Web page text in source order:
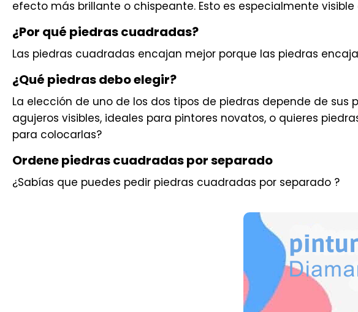
efecto más brillante o chispeante. Esto es especialmente
¿Por qué piedras cuadradas?
Las piedras cuadradas encajan mejor porque las piedras
¿Qué piedras debo elegir?
La elección de uno de los dos tipos de piedras depende de
agujeros visibles, ideales para pintores novatos, o quieres
para colocarlas?
Ordene piedras cuadradas por separado
¿Sabías que puedes pedir piedras cuadradas por separado ?